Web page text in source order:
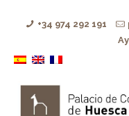
+34 974 292 191